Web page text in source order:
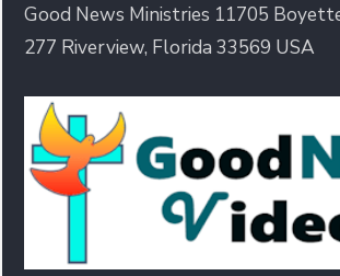
Good News Ministries 11705
277 Riverview, Florida 33569 USA